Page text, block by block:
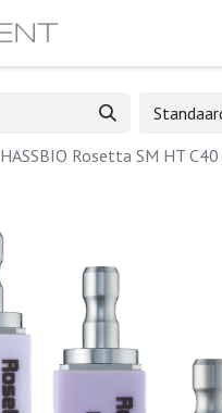
HASSBIO Rosetta SM HT C40